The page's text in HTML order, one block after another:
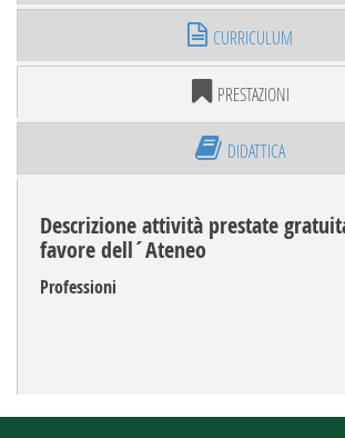
CURRICULUM
PRESTAZIONI
DIDATTICA
Descrizione attività prestate
favore dell´Ateneo
Professioni